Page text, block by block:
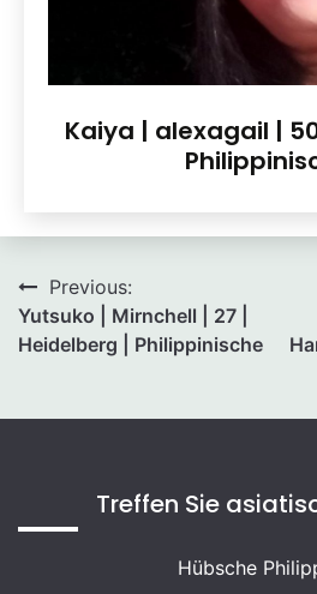
Kaiya | alexagail |
Beitragsnavigation
Previous:
Yutsuko | Mirnchell | 27 |
Heidelberg | Philippinische
Treffen Sie
Hübsche